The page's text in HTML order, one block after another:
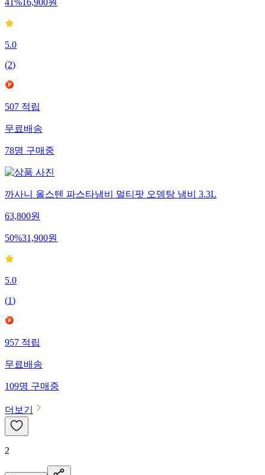
41%16,900원
5.0
(2)
507적립
무료배송
78명구매중
까사니 올스텐 파스타냄비 멀티팟 오뎅탕 냄비 3.3L
63,800원
50%31,900원
5.0
(1)
957적립
무료배송
109명구매중
더보기
2